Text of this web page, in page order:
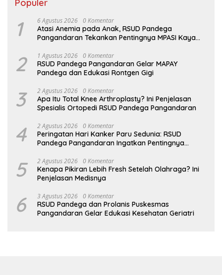
Populer
1 6 Agustus 2026 0 Komentar
Atasi Anemia pada Anak, RSUD Pandega
Pangandaran Tekankan Pentingnya MPASI Kaya
2 1 Agustus 2026 0 Komentar
RSUD Pandega Pangandaran Gelar MAPAY
Pandega dan Edukasi Rontgen Gigi
3 2 Agustus 2026 0 Komentar
Apa Itu Total Knee Arthroplasty? Ini Penjelasan
Spesialis Ortopedi RSUD Pandega Pangandaran
4 2 Agustus 2026 0 Komentar
Peringatan Hari Kanker Paru Sedunia: RSUD
Pandega Pangandaran Ingatkan Pentingnya
5 2 Agustus 2026 0 Komentar
Kenapa Pikiran Lebih Fresh Setelah Olahraga? Ini
Penjelasan Medisnya
6 3 Agustus 2026 0 Komentar
RSUD Pandega dan Prolanis Puskesmas
Pangandaran Gelar Edukasi Kesehatan Geriatri